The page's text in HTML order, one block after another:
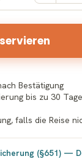
Bestätigung
bis zu 30
falls die Reise
(§651) —